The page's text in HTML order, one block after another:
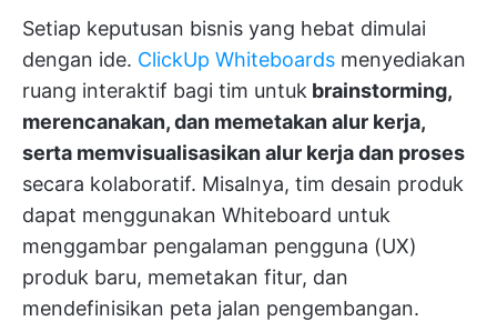
Setiap keputusan bisnis yang hebat dimulai
dengan ide. ClickUp Whiteboards menyediakan
ruang interaktif bagi tim untuk brainstorming,
merencanakan, dan memetakan alur kerja,
serta memvisualisasikan alur kerja dan proses
secara kolaboratif. Misalnya, tim desain produk
dapat menggunakan Whiteboard untuk
menggambar pengalaman pengguna (UX)
produk baru, memetakan fitur, dan
mendefinisikan peta jalan pengembangan.